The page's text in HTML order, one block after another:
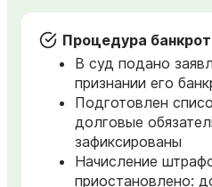
Процедура
В суд подано
признании его
Подготовлен
долговые
зафиксированы
Начисление
приостановлено: